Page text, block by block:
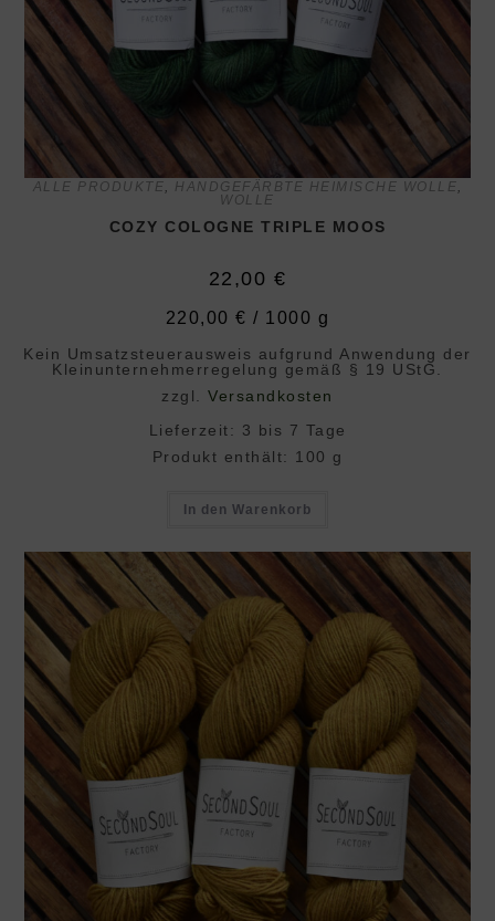
ALLE PRODUKTE, HANDGEFÄRBTE HEIMISCHE WOLLE,
WOLLE
COZY COLOGNE TRIPLE MOOS
22,00 €
220,00€ / 1000 g
Kein Umsatzsteuerausweis aufgrund Anwendung der
Klein­unternehmer­regelung gemäß § 19 UStG.
zzgl.Versandkosten
Lieferzeit: 3 bis 7 Tage
Produkt enthält: 100 g
In den Warenkorb